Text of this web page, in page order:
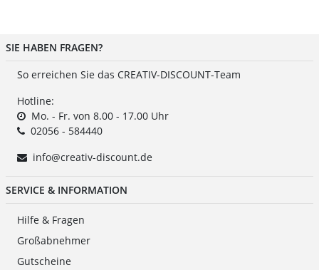
SIE HABEN FRAGEN?
So erreichen Sie das CREATIV-DISCOUNT-Team
Hotline:
Mo. - Fr. von 8.00 - 17.00 Uhr
02056 - 584440
info@creativ-discount.de
SERVICE & INFORMATION
Hilfe & Fragen
Großabnehmer
Gutscheine